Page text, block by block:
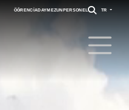
ÖĞRENCI ADAYMEZUN PERSONEL TR